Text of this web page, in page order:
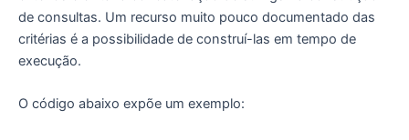
de consultas. Um recurso muito pouco documentado das
critérias é a possibilidade de construí-las em tempo de
execução.
O código abaixo expõe um exemplo: